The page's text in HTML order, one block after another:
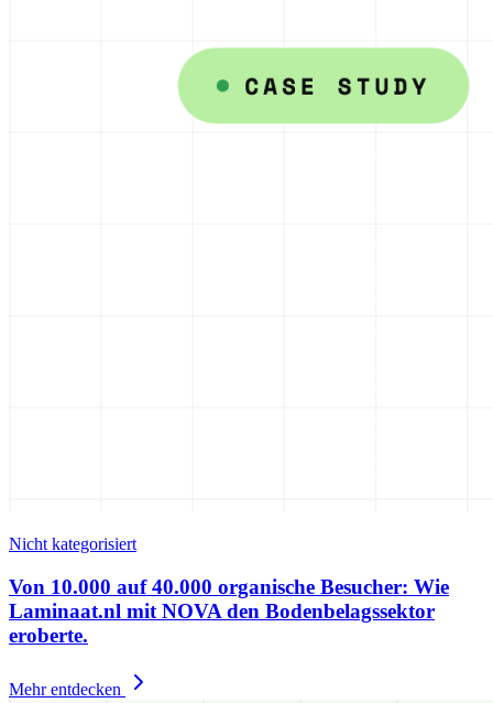
Nicht kategorisiert
Von 10.000 auf 40.000 organische Besucher: Wie
Laminaat.nl mit NOVA den Bodenbelagssektor
eroberte.
Mehr entdecken